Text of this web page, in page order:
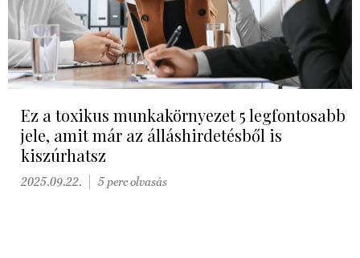
Ez a toxikus munkakörnyezet 5 legfontosabb
jele, amit már az álláshirdetésből is
kiszúrhatsz
2025.09.22. 5 perc olvasás